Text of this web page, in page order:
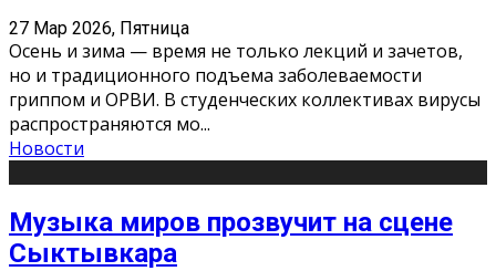
27 Мар 2026, Пятница
Осень и зима — время не только лекций и зачетов,
но и традиционного подъема заболеваемости
гриппом и ОРВИ. В студенческих коллективах вирусы
распространяются мо...
Новости
Музыка миров прозвучит на сцене
Сыктывкара